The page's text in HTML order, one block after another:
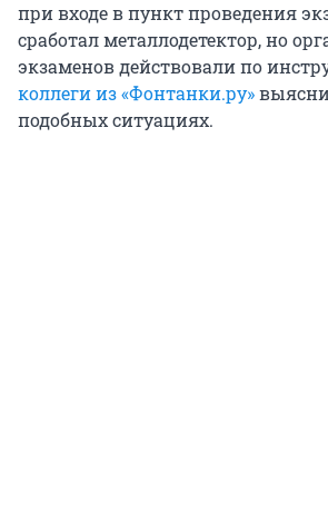
при входе в пункт проведения
сработал металлодетектор, но
экзаменов действовали по
коллеги из«Фонтанки.ру»
подобных ситуациях.